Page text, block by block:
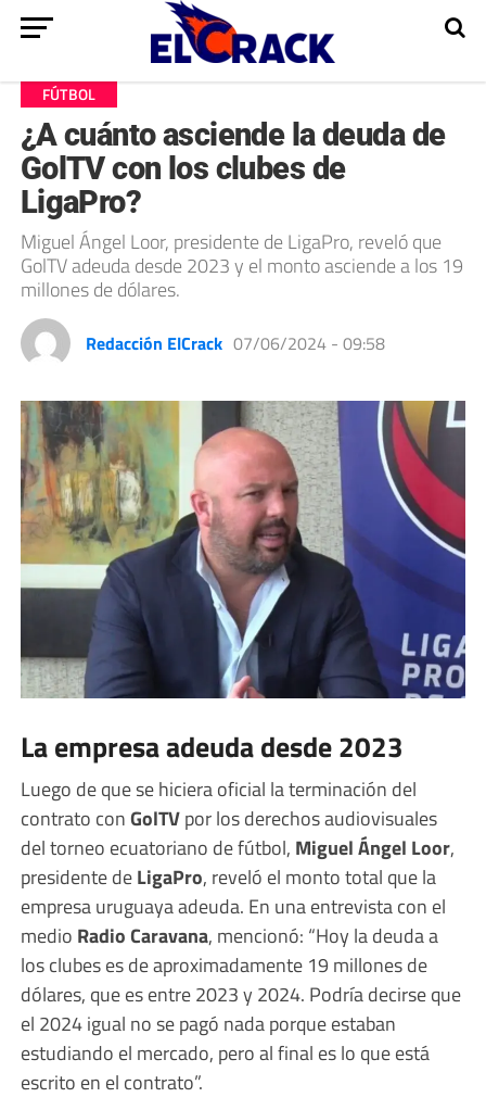
FÚTBOL
¿A cuánto asciende la deuda de
GolTV con los clubes de
LigaPro?
Miguel Ángel Loor, presidente de LigaPro, reveló que
GolTV adeuda desde 2023 y el monto asciende a los 19
millones de dólares.
Redacción ElCrack 07/06/2024 - 09:58
La empresa adeuda desde 2023
Luego de que se hiciera oficial la terminación del
contrato conGolTVpor los derechos audiovisuales
del torneo ecuatoriano de fútbol, Miguel Ángel Loor,
presidente deLigaPro, reveló el monto total que la
empresa uruguaya adeuda. En una entrevista con el
medio Radio Caravana, mencionó: “Hoy la deuda a
los clubes es de aproximadamente 19 millones de
dólares, que es entre 2023 y 2024. Podría decirse que
el 2024 igual no se pagó nada porque estaban
estudiando el mercado, pero al final es lo que está
escrito en el contrato”.